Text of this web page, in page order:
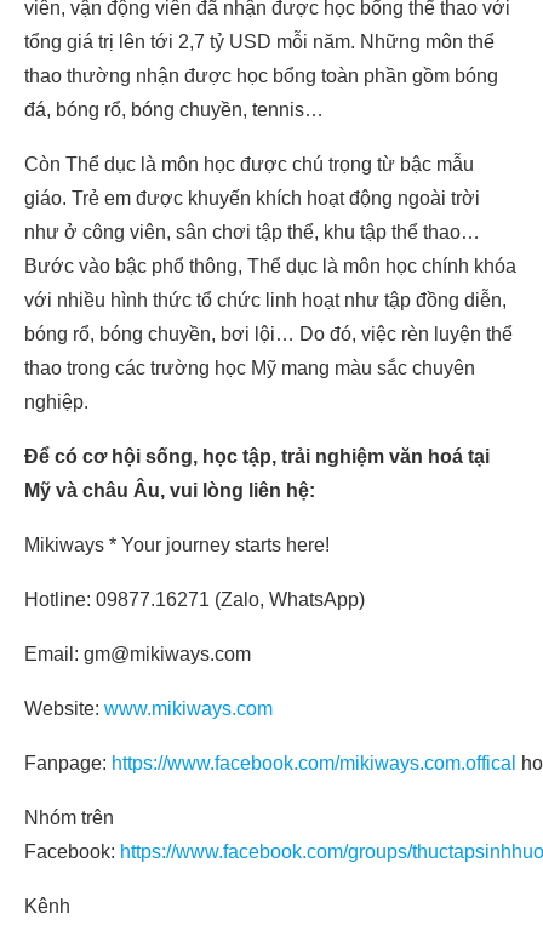
viên, vận động viên đã nhận được học bổng thể thao với
tổng giá trị lên tới 2,7 tỷ USD mỗi năm. Những môn thể
thao thường nhận được học bổng toàn phần gồm bóng
đá, bóng rổ, bóng chuyền, tennis…
Còn Thể dục là môn học được chú trọng từ bậc mẫu
giáo. Trẻ em được khuyến khích hoạt động ngoài trời
như ở công viên, sân chơi tập thể, khu tập thể thao…
Bước vào bậc phổ thông, Thể dục là môn học chính khóa
với nhiều hình thức tổ chức linh hoạt như tập đồng diễn,
bóng rổ, bóng chuyền, bơi lội… Do đó, việc rèn luyện thể
thao trong các trường học Mỹ mang màu sắc chuyên
nghiệp.
Để có cơ hội sống, học tập, trải nghiệm văn hoá tại
Mỹ và châu Âu, vui lòng liên hệ:
Mikiways * Your journey starts here!
Hotline: 09877.16271 (Zalo, WhatsApp)
Email: gm@mikiways.com
Website: www.mikiways.com
Fanpage: https://www.facebook.com/mikiways.com.offical
Nhóm trên
Facebook: https://www.facebook.com/groups/
Kênh